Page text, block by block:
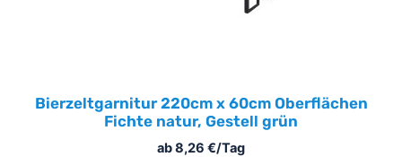
Bierzeltgarnitur 220cm x 60cm Oberflächen
Fichte natur, Gestell grün
ab8,26 €/Tag